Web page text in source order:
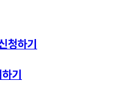
청하기
기